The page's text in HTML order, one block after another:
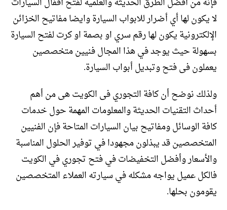
لا يكون لها أي أضرار للابواب السيارة وايضا مفاتيح الخزائن
الإلكترونية يكون لها رقم سري او بصمة او كرت لفتح السيارة
بسهولة حيث يوجد في هذا المجال فنيين متخصصين
يعملون فى فتح وتبديل أبواب السيارة.
ولذلك نوضح أن كافة التجوري فى الكويت هى من أهم
أحداث التقنيات الحديثة والمعلومات المهمة حول خدمات
كافة الوسائل ومفاتيح بيان السيارات المتاحة فإن الفنيين
المتخصصين قد يبذلون مجهودا في توفير الحلول المناسبة
والأسعار وأفضل التخفيضات في فتح تجوري في الكويت
فالكل عميل يواجه مشكله في سيارته العملاء المتخصصين
يقومون بحلها.